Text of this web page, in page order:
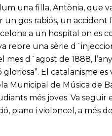
una filla, Antònia, que
un gos rabiós, un
a un hospital on es
rebre una sèrie
mes d´agost de 1888,
gloriosa”. El catalanisme
Municipal de Música de
més joves. Va
piano i violoncel, a més